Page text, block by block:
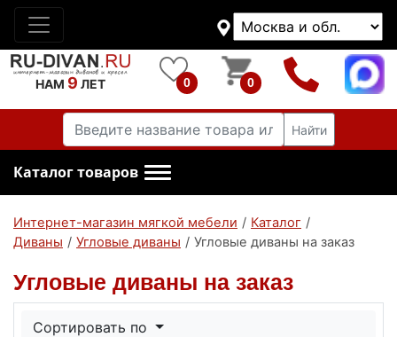
НАМ 9 ЛЕТ 0 0
Найти
Каталог товаров
Интернет-магазин мягкой мебели / Каталог /
Диваны / Угловые диваны / Угловые диваны на заказ
Угловые диваны на заказ
Сортировать по